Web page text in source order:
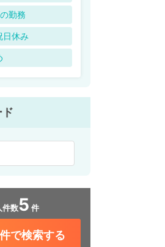
勤務
日休み
件数5 件
で検索する